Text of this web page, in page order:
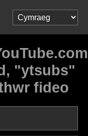
"ytsubs"
fideo